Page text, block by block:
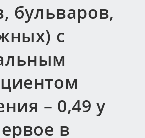
бульваров,
с
– 0,49 у
в